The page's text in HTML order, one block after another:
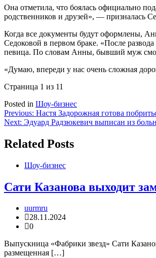
Она отметила, что боялась официально
родственников и друзей», — призналась
Когда все документы будут оформлены,
Седоковой в первом браке. «После
певица. По словам Анны, бывший муж
«Думаю, впереди у нас очень сложная
Страница 1 из 11
Posted in Шоу-бизнес
Навигация
по
записям
Previous: Настя Задорожная готова
Next: Эдуард Радзюкевич выписан из
Related Posts
Шоу-бизнес
Сати Казанова выходит
uurmru
28.11.2024
0
Выпускница «Фабрики звезд» Сати
размещенная […]